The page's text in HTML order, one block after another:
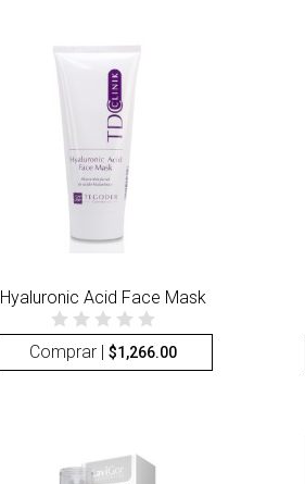
Hyaluronic Acid Face Mask
Comprar |$1,266.00